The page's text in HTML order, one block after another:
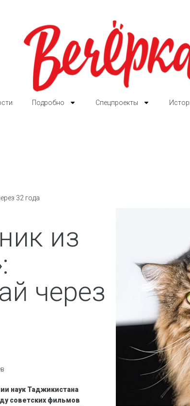
Подробно Спецпроекты
32 года
из
через
наук Таджикистана
советских фильмов